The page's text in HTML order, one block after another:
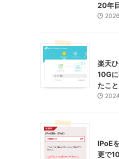
20年
楽天
10G
たこと
IPoE
更で